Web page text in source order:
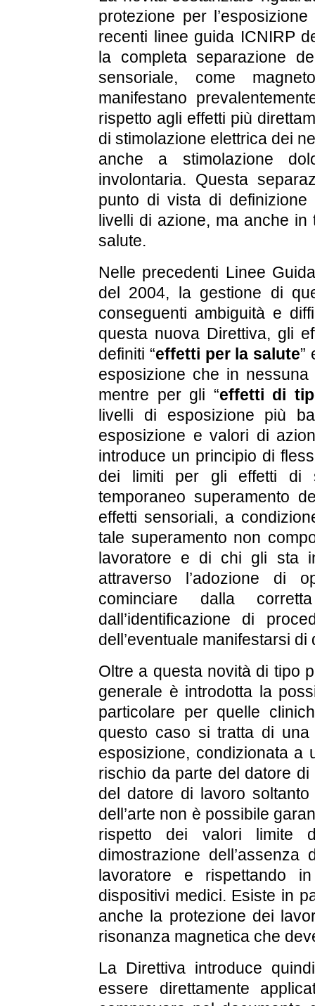
protezione per
recenti linee guida ICNIRP
la completa separazione
sensoriale, come
manifestano
rispetto agli effetti più
di stimolazione elettrica dei
anche a stimolazione
involontaria. Questa
punto di vista di
livelli di azione, ma anche
salute.
Nelle precedenti Linee
del 2004, la gestione di
conseguenti ambiguità e
questa nuova Direttiva, gli
definiti “effetti per la salute”
esposizione che in
mentre per gli “effetti di
livelli di esposizione più
esposizione e valori di
introduce un principio di
dei limiti per gli effetti di
temporaneo superamento
effetti sensoriali, a
tale superamento non
lavoratore e di chi gli sta
attraverso l’adozione di
cominciare dalla
dall’identificazione di
dell’eventuale manifestarsi di
Oltre a questa novità di tipo
generale è introdotta la
particolare per quelle
questo caso si tratta di
esposizione, condizionata a
rischio da parte del datore
del datore di lavoro
dell’arte non è possibile
rispetto dei valori limite
dimostrazione
lavoratore e rispettando
dispositivi medici. Esiste in
anche la protezione dei
risonanza magnetica che
La Direttiva introduce
essere direttamente